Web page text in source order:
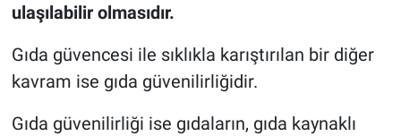
ulaşılabilir olmasıdır.
Gıda güvencesi ile sıklıkla karıştırılan bir diğer
kavram ise gıda güvenilirliğidir.
Gıda güvenilirliği ise gıdaların, gıda kaynaklı